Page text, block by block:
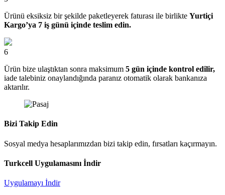
Ürünü eksiksiz bir şekilde paketleyerek faturası ile birlikte Yurtiçi
Kargo’ya 7 iş günü içinde teslim edin.
6
Ürün bize ulaştıktan sonra maksimum 5 gün içinde kontrol edilir,
iade talebiniz onaylandığında paranız otomatik olarak bankanıza
aktarılır.
Bizi Takip Edin
Sosyal medya hesaplarımızdan bizi takip edin, fırsatları kaçırmayın.
Turkcell Uygulamasını İndir
Uygulamayı İndir